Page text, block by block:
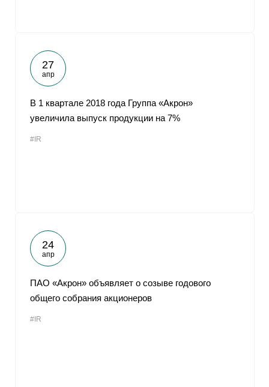
27
апр
В 1 квартале 2018 года Группа «Акрон»
увеличила выпуск продукции на 7%
#IR
24
апр
ПАО «Акрон» объявляет о созыве годового
общего собрания акционеров
#IR